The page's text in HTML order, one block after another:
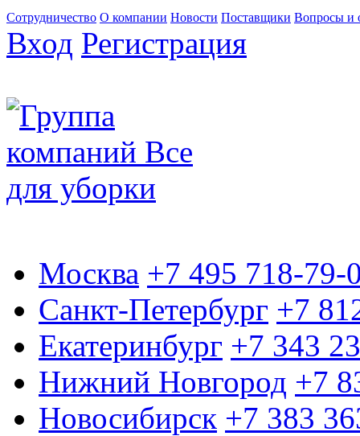
Сотрудничество О компании Новости Поставщики Вопросы и
Вход Регистрация
Москва +7 495 718-79-
Санкт-Петербург +7
Екатеринбург +7 343
Нижний Новгород +7
Новосибирск +7 383